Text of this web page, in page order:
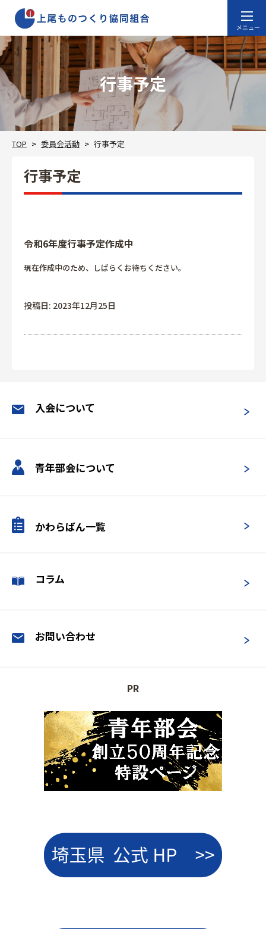
⾏事予定
入会について
青年部会について
かわらばん一覧
コラム
お問い合わせ
PR
TOP 委員会活動 ⾏事予定
⾏事予定
令和6年度行事予定作成中
現在作成中のため、しばらくお待ちください。
投稿日: 2023年12月25日